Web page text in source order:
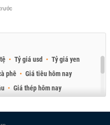
Tỷ giá usd
Tỷ giá yen
phê
Giá tiêu hôm nay
Giá thép hôm nay